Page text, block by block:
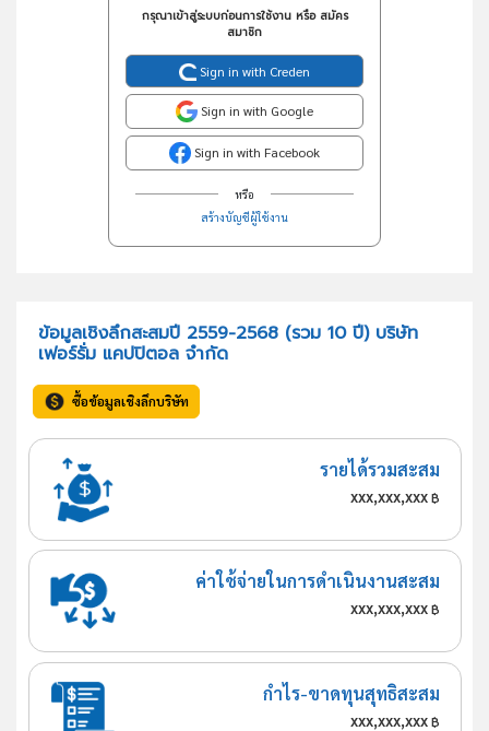
กรุณาเข้าสู่ระบบก่อนการใช้งาน หรือ สมัคร
สมาชิก
Sign in with Creden
Sign in with Google
Sign in with Facebook
หรือ
สร้างบัญชีผู้ใช้งาน
ข้อมูลเชิงลึกสะสมปี 2559-2568 (รวม 10 ปี) บริษัท
เฟอร์รั่ม แคปปิตอล จำกัด
ซื้อข้อมูลเชิงลึกบริษัท
รายได้รวมสะสม
xxx,xxx,xxx฿
ค่าใช้จ่ายในการดำเนินงานสะสม
xxx,xxx,xxx฿
กำไร-ขาดทุนสุทธิสะสม
xxx,xxx,xxx฿